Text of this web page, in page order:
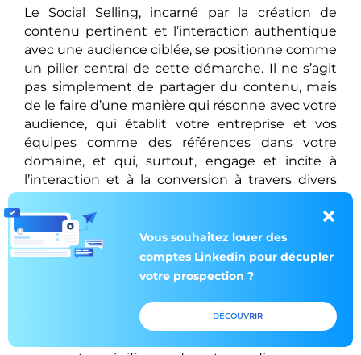
Le Social Selling, incarné par la création de
contenu pertinent et l’interaction authentique
avec une audience ciblée, se positionne comme
un pilier central de cette démarche. Il ne s’agit
pas simplement de partager du contenu, mais
de le faire d’une manière qui résonne avec votre
audience, qui établit votre entreprise et vos
équipes comme des références dans votre
domaine, et qui, surtout, engage et incite à
l’interaction et à la conversion à travers divers
La verticalisation des comptes LinkedIn, quant à
elle, émerge comme une stratégie astucieuse
pour contourner certains obstacles inhérents à
la plateforme, notamment en ce qui concerne
l’atteinte et le maintien d’un taux
d’engagement élevé. En ciblant de manière
Vous souhaitez louer des
comptes Linkedin pour décupler
votre prospection ?
DÉCOUVRIR